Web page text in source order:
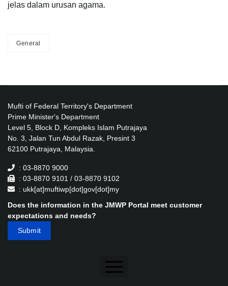
jelas dalam urusan agama.
General
Mufti of Federal Territory's Department
Prime Minister's Department
Level 5, Block D, Kompleks Islam Putrajaya
No. 3, Jalan Tun Abdul Razak, Presint 3
62100 Putrajaya, Malaysia.
: 03-8870 9000
: 03-8870 9101 / 03-8870 9102
: ukk[at]muftiwp[dot]gov[dot]my
Does the information in the JMWP Portal meet customer
expectations and needs?